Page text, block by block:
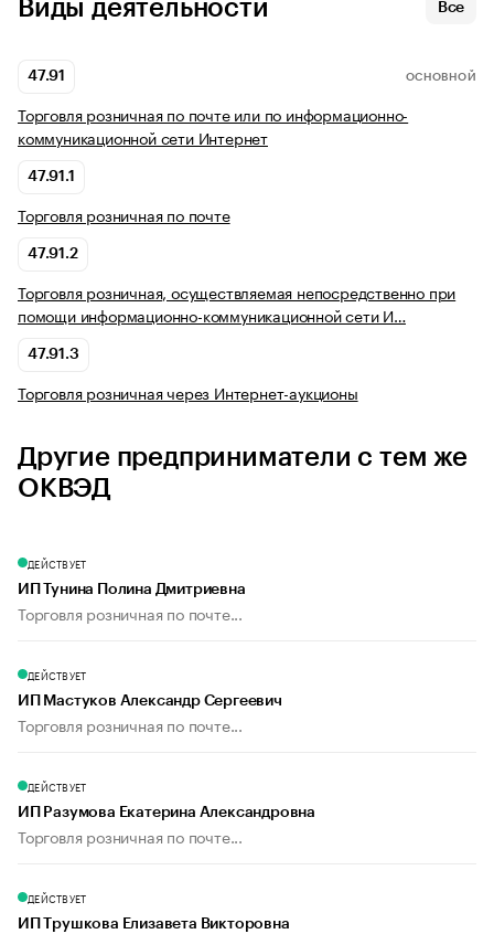
Виды деятельности Все
47.91 ОСНОВНОЙ
Торговля розничная по почте или по информационно-
коммуникационной сети Интернет
47.91.1
Торговля розничная по почте
47.91.2
Торговля розничная, осуществляемая непосредственно при
помощи информационно-коммуникационной сети И…
47.91.3
Торговля розничная через Интернет-аукционы
Другие предприниматели с тем же
ОКВЭД
ДЕЙСТВУЕТ
ИП Тунина Полина Дмитриевна
Торговля розничная по почте...
ДЕЙСТВУЕТ
ИП Мастуков Александр Сергеевич
Торговля розничная по почте...
ДЕЙСТВУЕТ
ИП Разумова Екатерина Александровна
Торговля розничная по почте...
ДЕЙСТВУЕТ
ИП Трушкова Елизавета Викторовна